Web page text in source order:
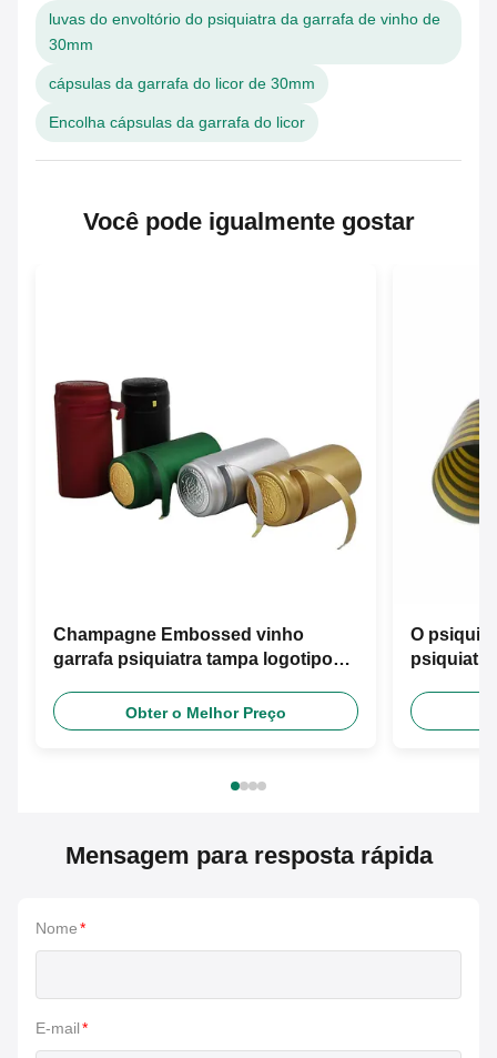
luvas do envoltório do psiquiatra da garrafa de vinho de
30mm
cápsulas da garrafa do licor de 30mm
Encolha cápsulas da garrafa do licor
Você pode igualmente gostar
Champagne Embossed vinho
garrafa psiquiatra tampa logotipo
sob encomendaObter o Melhor Preço
O
cápsulas
Mensagem para resposta rápida
Nome*
E-mail*